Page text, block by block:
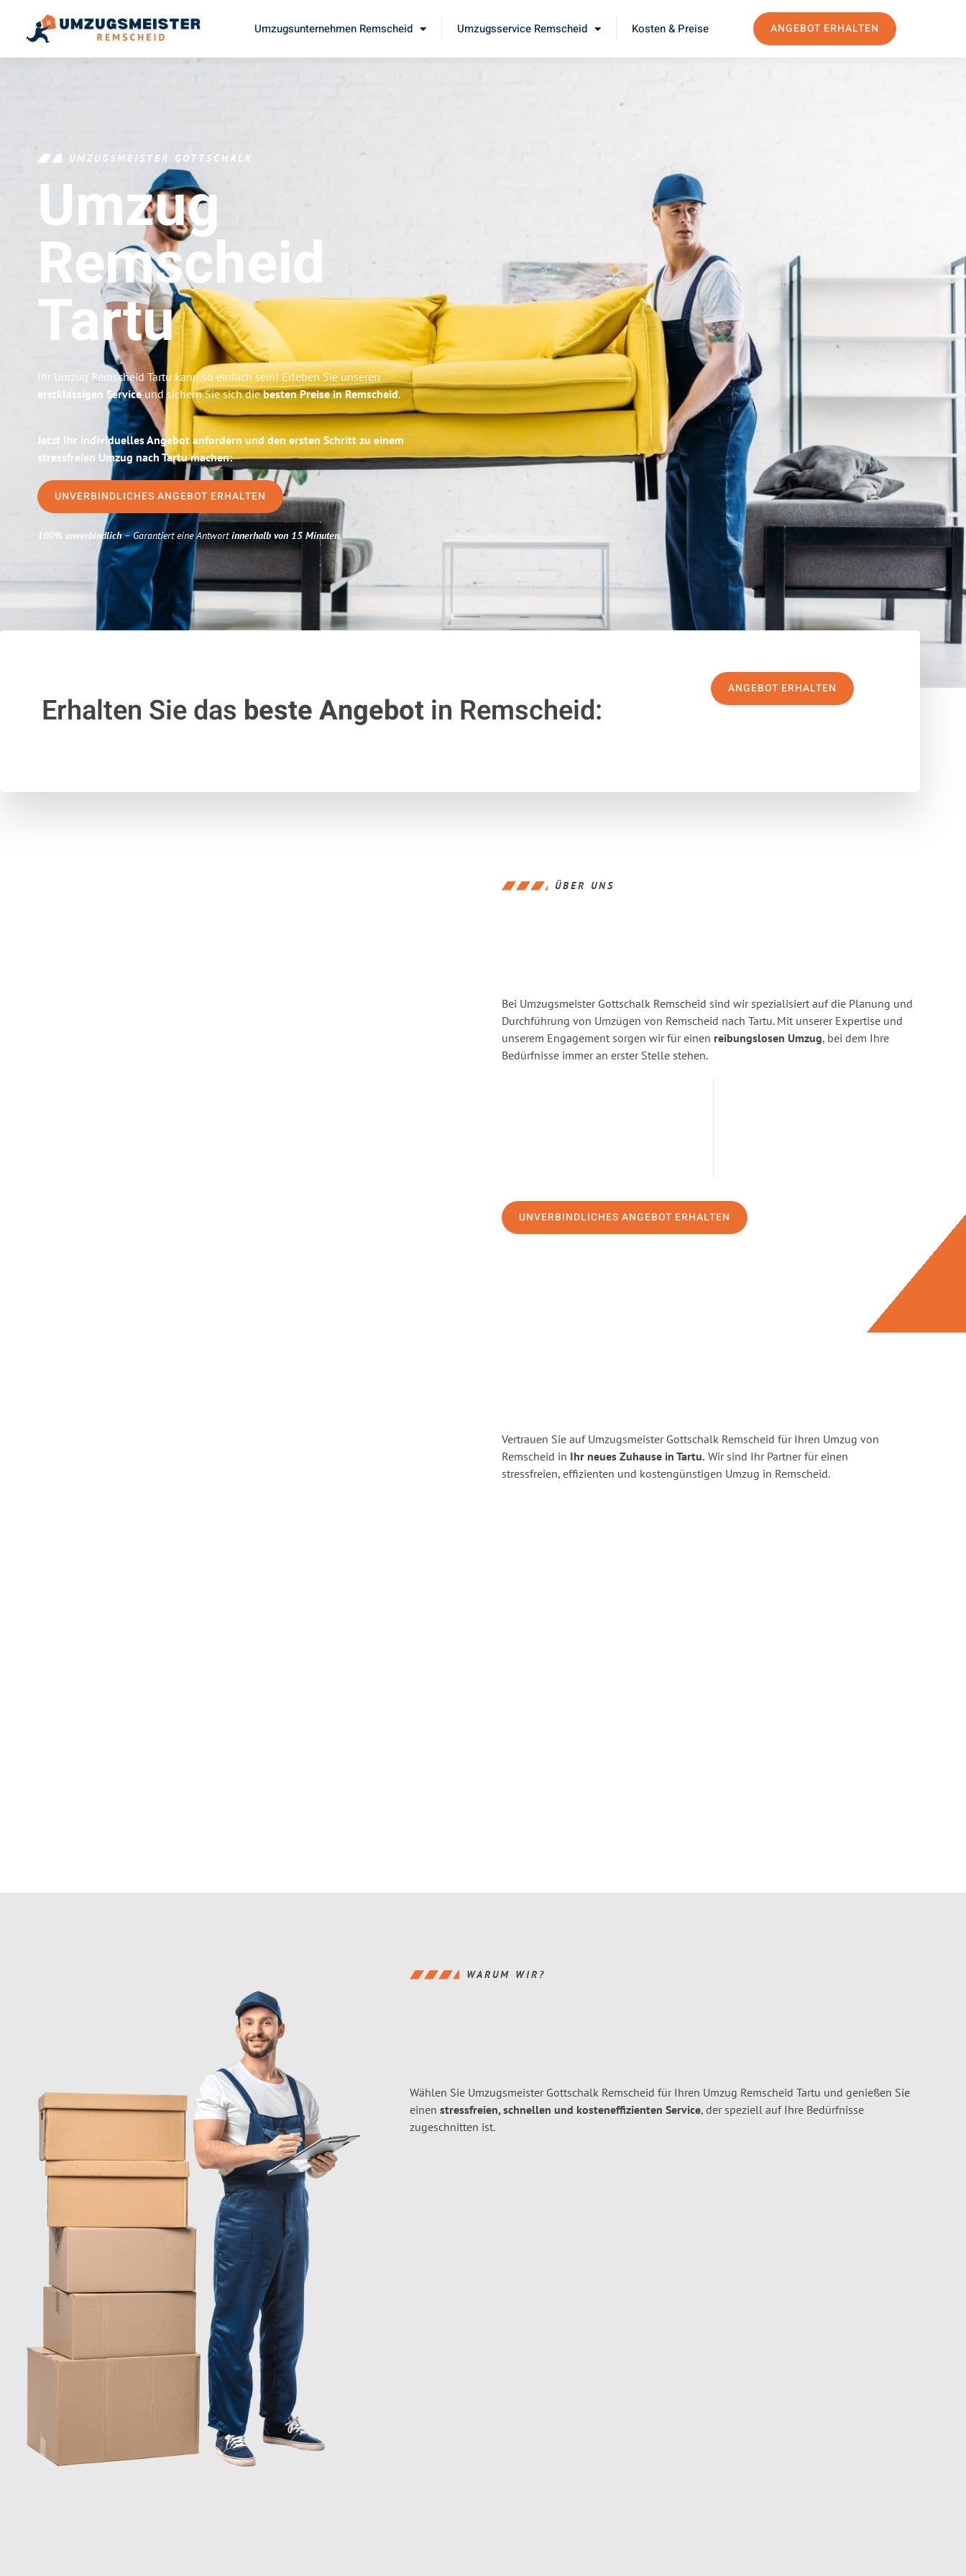
Umzugsunternehmen Remscheid Umzugsservice Remscheid Kosten & Preise ANGEBOT ERHALTEN
UMZUGSMEISTER GOTTSCHALK
Umzug
Remscheid
Tartu
Ihr Umzug Remscheid Tartu kann so einfach sein! Erleben Sie unseren
erstklassigen Serviceund sichern Sie sich diebesten Preise in Remscheid.
Jetzt Ihr individuelles Angebot anfordern und den ersten Schritt zu einem
stressfreien Umzug nach Tartu machen:
UNVERBINDLICHES ANGEBOT ERHALTEN
100% unverbindlich– Garantiert eine Antwortinnerhalb von 15 Minuten.
Erhalten Sie das beste Angebotin Remscheid:
ANGEBOT ERHALTEN
ÜBER UNS
Bei Umzugsmeister Gottschalk Remscheid sind wir spezialisiert auf die Planung und
Durchführung von Umzügen von Remscheid nach Tartu. Mit unserer Expertise und
unserem Engagement sorgen wir für einen reibungslosen Umzug, bei dem Ihre
Bedürfnisse immer an erster Stelle stehen.
UNVERBINDLICHES ANGEBOT ERHALTEN
Vertrauen Sie auf Umzugsmeister Gottschalk Remscheid für Ihren Umzug von
Remscheid in Ihr neues Zuhause in Tartu. Wir sind Ihr Partner für einen
stressfreien, effizienten und kostengünstigen Umzug in Remscheid.
WARUM WIR?
Wählen Sie Umzugsmeister Gottschalk Remscheid für Ihren Umzug Remscheid Tartu und genießen Sie
einen stressfreien, schnellen und kosteneffizienten Service, der speziell auf Ihre Bedürfnisse
zugeschnitten ist.